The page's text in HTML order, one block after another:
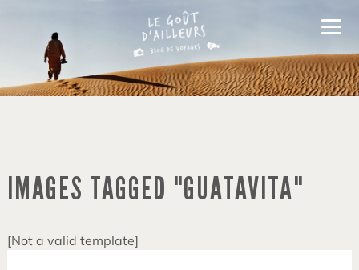
IMAGES TAGGED "GUATAVITA"
[Not a valid template]